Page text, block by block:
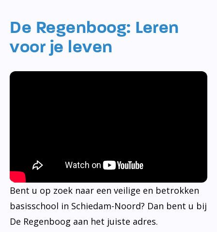
De Regenboog: Leren
voor je leven
Bent u op zoek naar een veilige en betrokken
basisschool in Schiedam-Noord? Dan bent u bij
De Regenboog aan het juiste adres.